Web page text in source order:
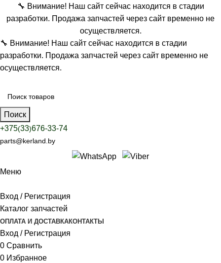
🔧 Внимание! Наш сайт сейчас находится в стадии
разработки. Продажа запчастей через сайт временно не
осуществляется.
🔧 Внимание! Наш сайт сейчас находится в стадии
разработки. Продажа запчастей через сайт временно не
осуществляется.
Поиск
+375(33)676-33-74
parts@kerland.by
Меню
Вход / Регистрация
Каталог запчастей
ОПЛАТА И ДОСТАВКАКОНТАКТЫ
Вход / Регистрация
0 Сравнить
0 Избранное